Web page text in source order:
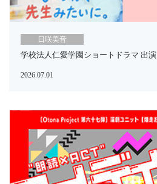
日咲美音
学校法人仁愛学園ショートドラマ 出演
2026.07.01